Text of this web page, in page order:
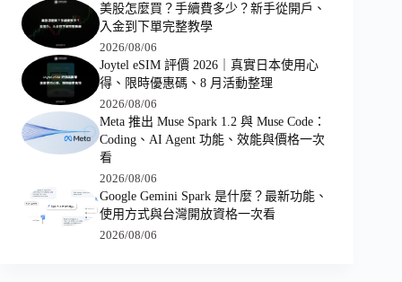
美股怎麼買？手續費多少？新手從開戶、
入金到下單完整教學
2026/08/06
Joytel eSIM 評價 2026｜真實日本使用心
得、限時優惠碼、8 月活動整理
2026/08/06
Meta 推出 Muse Spark 1.2 與 Muse Code：
Coding、AI Agent 功能、效能與價格一次
看
2026/08/06
Google Gemini Spark 是什麼？最新功能、
使用方式與台灣開放資格一次看
2026/08/06